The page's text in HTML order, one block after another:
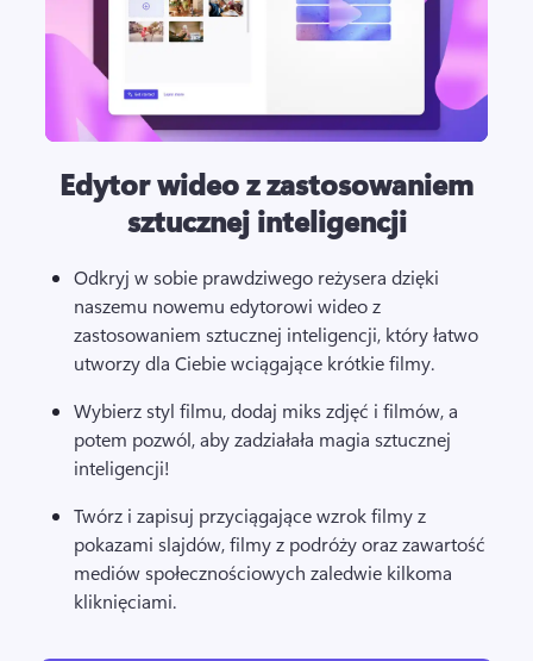
Edytor wideo z zastosowaniem
sztucznej inteligencji
Odkryj w sobie prawdziwego reżysera dzięki
naszemu nowemu edytorowi wideo z
zastosowaniem sztucznej inteligencji, który łatwo
utworzy dla Ciebie wciągające krótkie filmy.
Wybierz styl filmu, dodaj miks zdjęć i filmów, a
potem pozwól, aby zadziałała magia sztucznej
inteligencji!
Twórz i zapisuj przyciągające wzrok filmy z
pokazami slajdów, filmy z podróży oraz zawartość
mediów społecznościowych zaledwie kilkoma
kliknięciami.